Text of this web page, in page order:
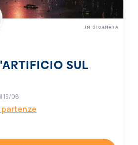
SUL
IN GIORNATA
15/08
partenze